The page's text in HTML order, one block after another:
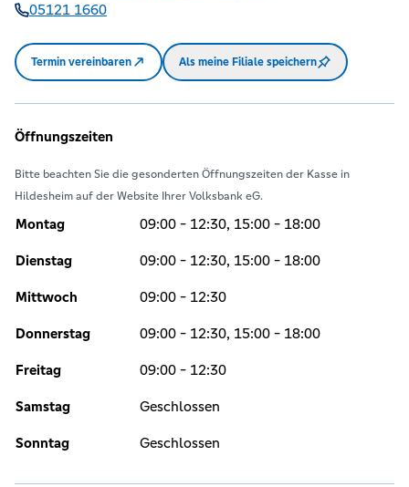
05121 1660
Termin vereinbaren Als meine Filiale speichern
Öffnungszeiten
Bitte beachten Sie die gesonderten Öffnungszeiten der Kasse in
Hildesheim auf der Website Ihrer Volksbank eG.
Montag 09:00 - 12:30, 15:00 - 18:00
Dienstag 09:00 - 12:30, 15:00 - 18:00
Mittwoch 09:00 - 12:30
Donnerstag 09:00 - 12:30, 15:00 - 18:00
Freitag 09:00 - 12:30
Samstag Geschlossen
Sonntag Geschlossen